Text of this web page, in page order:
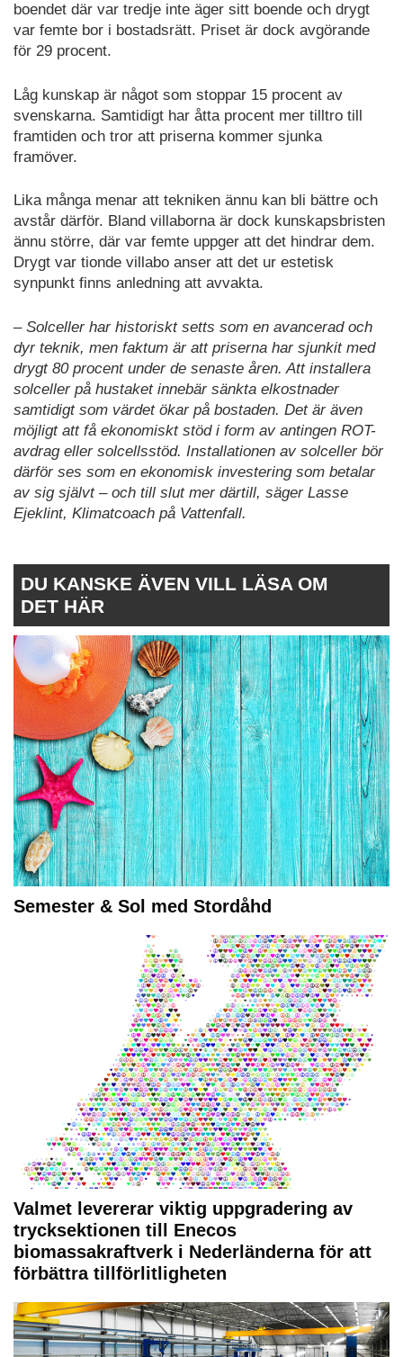
boendet där var tredje inte äger sitt boende och drygt
var femte bor i bostadsrätt. Priset är dock avgörande
för 29 procent.
Låg kunskap är något som stoppar 15 procent av
svenskarna. Samtidigt har åtta procent mer tilltro till
framtiden och tror att priserna kommer sjunka
framöver.
Lika många menar att tekniken ännu kan bli bättre och
avstår därför. Bland villaborna är dock kunskapsbristen
ännu större, där var femte uppger att det hindrar dem.
Drygt var tionde villabo anser att det ur estetisk
synpunkt finns anledning att avvakta.
– Solceller har historiskt setts som en avancerad och
dyr teknik, men faktum är att priserna har sjunkit med
drygt 80 procent under de senaste åren. Att installera
solceller på hustaket innebär sänkta elkostnader
samtidigt som värdet ökar på bostaden. Det är även
möjligt att få ekonomiskt stöd i form av antingen ROT-
avdrag eller solcellsstöd. Installationen av solceller bör
därför ses som en ekonomisk investering som betalar
av sig självt – och till slut mer därtill, säger Lasse
Ejeklint, Klimatcoach på Vattenfall.
DU KANSKE ÄVEN VILL LÄSA OM
DET HÄR
Semester & Sol med Stordåhd
Valmet levererar viktig uppgradering av
trycksektionen till Enecos
biomassakraftverk i Nederländerna för att
förbättra tillförlitligheten